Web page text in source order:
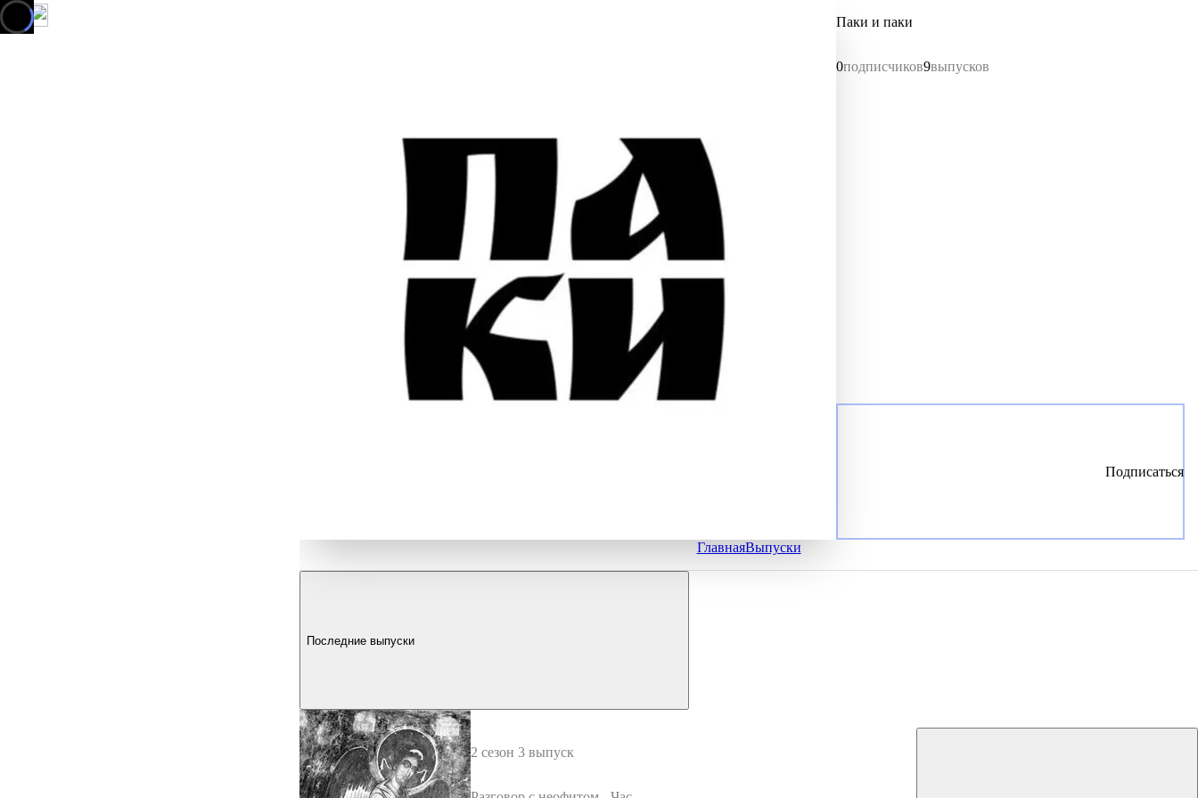
Паки и паки
0подписчиков9выпусков
Подписаться
ГлавнаяВыпуски
Последние выпуски
2 сезон 3 выпуск